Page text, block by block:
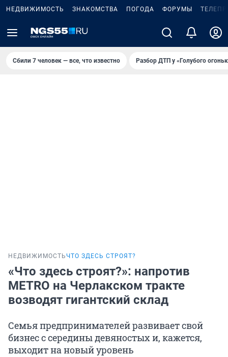
НЕДВИЖИМОСТЬ ЗНАКОМСТВА ПОГОДА ФОРУМЫ
Сбили 7 человек — все, что известно Разбор ДТП у «Голубого
НЕДВИЖИМОСТЬЧТО ЗДЕСЬ СТРОЯТ?
«Что здесь строят?»: напротив
METRO на Черлакском тракте
возводят гигантский склад
Семья предпринимателей развивает свой
бизнес с середины девяностых и, кажется,
выходит на новый уровень